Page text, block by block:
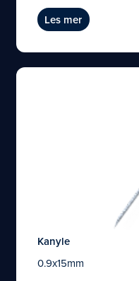
Les mer
Kanyle
0.9x15mm